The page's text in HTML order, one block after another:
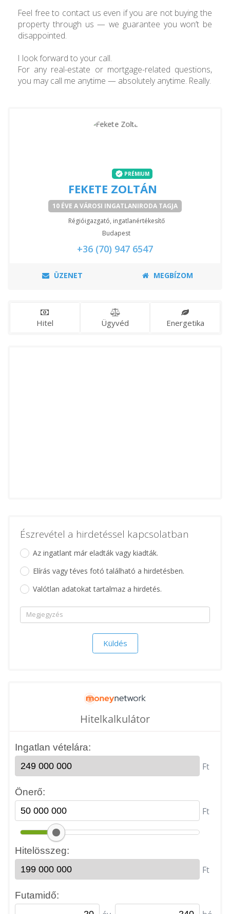
Feel free to contact us even if you are not buying the
property through us — we guarantee you won’t be
disappointed.
I look forward to your call.
For any real-estate or mortgage-related questions,
you may call me anytime — absolutely anytime. Really.
PRÉMIUM
FEKETE ZOLTÁN
10 ÉVE A VÁROSI INGATLANIRODA TAGJA
Régióigazgató, ingatlanértékesítő
Budapest
+36 (70) 947 6547
ÜZENET MEGBÍZOM
Hitel Ügyvéd Energetika
Észrevétel a hirdetéssel kapcsolatban
Az ingatlant már eladták vagy kiadták.
Elírás vagy téves fotó található a hirdetésben.
Valótlan adatokat tartalmaz a hirdetés.